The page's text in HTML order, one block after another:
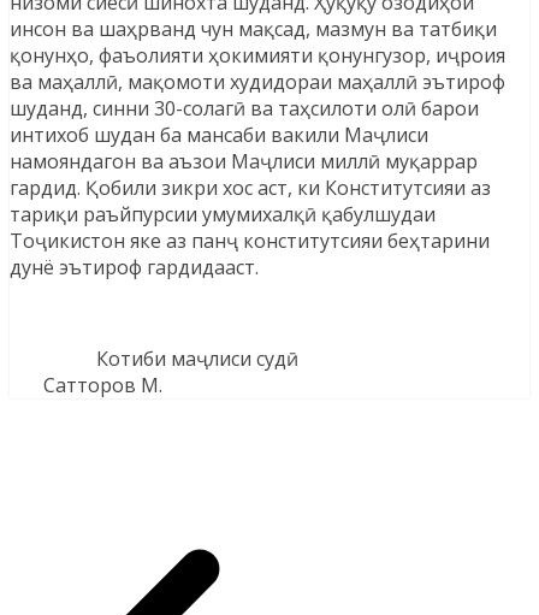
инсон ва шаҳрванд чун мақсад, мазмун ва татбиқи
қонунҳо, фаъолияти ҳокимияти қонунгузор, иҷроия
ва маҳаллӣ, мақомоти худидораи маҳаллӣ эътироф
шуданд, синни 30-солагӣ ва таҳсилоти олӣ барои
интихоб шудан ба мансаби вакили Маҷлиси
намояндагон ва аъзои Маҷлиси миллӣ муқаррар
гардид. Қобили зикри хос аст, ки Конститутсияи аз
тариқи раъйпурсии умумихалқӣ қабулшудаи
Тоҷикистон яке аз панҷ конститутсияи беҳтарини
дунё эътироф гардидааст.
Котиби маҷлиси судӣ
Сатторов М.